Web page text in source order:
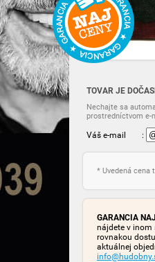
TOVAR JE
Nechajte sa
prostredníctvom e-
Váš e-mail :
* Uvedená cena
GARANCIA
nájdete v inom
rovnakou
aktuálnej